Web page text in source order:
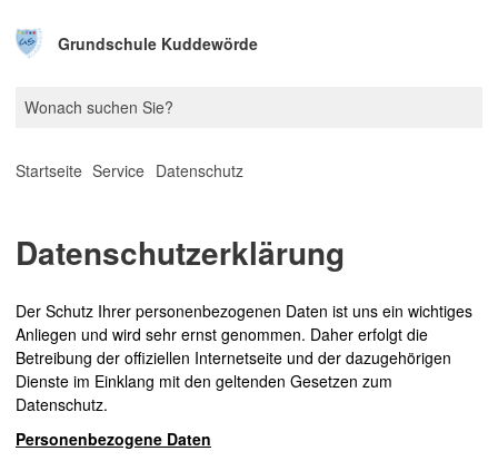
Grundschule Kuddewörde
Startseite Service Datenschutz
Datenschutzerklärung
Der Schutz Ihrer personenbezogenen Daten ist uns ein wichtiges
Anliegen und wird sehr ernst genommen. Daher erfolgt die
Betreibung der offiziellen Internetseite und der dazugehörigen
Dienste im Einklang mit den geltenden Gesetzen zum
Datenschutz.
Personenbezogene Daten